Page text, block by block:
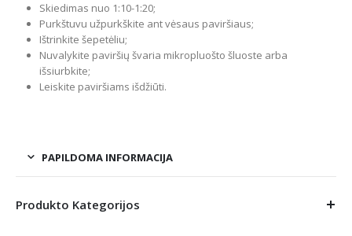
Skiedimas nuo 1:10-1:20;
Purkštuvu užpurkškite ant vėsaus paviršiaus;
Ištrinkite šepetėliu;
Nuvalykite paviršių švaria mikropluošto šluoste arba
išsiurbkite;
Leiskite paviršiams išdžiūti.
PAPILDOMA INFORMACIJA
Produkto Kategorijos